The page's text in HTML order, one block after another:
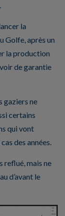
la
Golfe, après un
la production
de garantie
gaziers ne
certains
qui vont
des années.
reflué, mais ne
d’avant le